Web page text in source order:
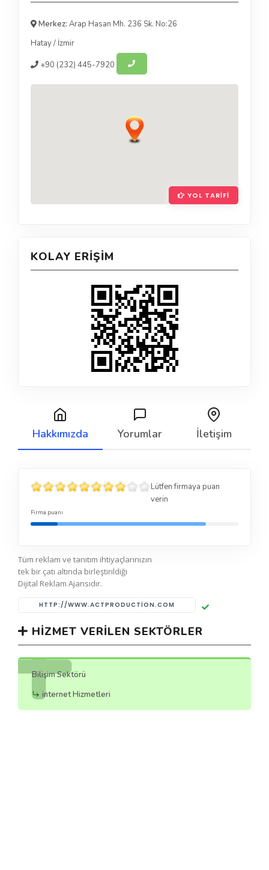
Merkez: Arap Hasan Mh. 236 Sk. No:26
Hatay/ İzmir
+90 (232) 445-7920
YOL TARIFI
KOLAY ERIŞIM
Hakkımızda Yorumlar İletişim
Lütfen firmaya puan
verin
Firma puanı
Tüm reklam ve tanıtım ihtiyaçlarınızın
tek bir çatı altında birleştirildiği
Dijital Reklam Ajansıdır.
HTTP://WWW.ACTPRODUCTION.COM
HIZMET VERILEN SEKTÖRLER
Bilişim Sektörü
internet Hizmetleri